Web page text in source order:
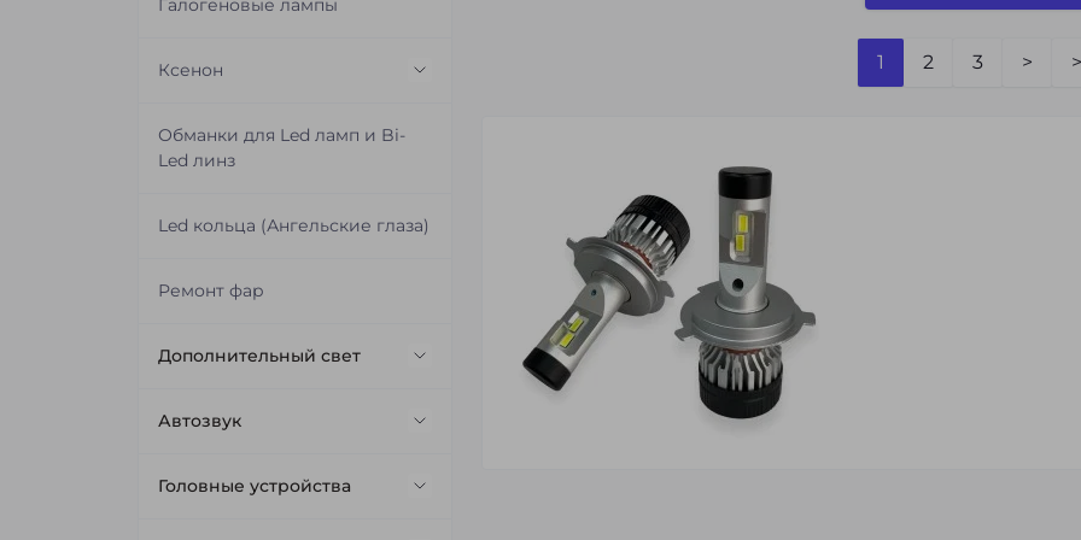
Герметик для фар
Модули имитирования ламп
Проводка для подключения
Галогеновые лампы
Ксенон
Ксеноновые лампы
Обманки для Led ламп и Bi-
Led линз
Led кольца (Ангельские глаза)
Ремонт фар
Дополнительный свет
Светодиодные балки (Led Bar)
Дополнительные Led фары и
Автозвук
Акустика
Головные устройства
1 2 3 >